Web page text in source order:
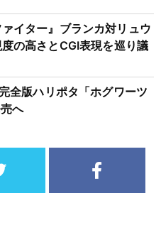
イター』ブランカ対リュウ
の高さとCGI表現を巡り議
全版ハリポタ「ホグワーツ
へ